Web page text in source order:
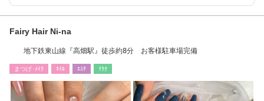
Fairy Hair Ni-na
地下鉄東山線『高畑駅』徒歩約8分 お客様駐車場完備
まつげ･ﾒｲｸ ﾈｲﾙ ｴｽﾃ ﾘﾗｸ